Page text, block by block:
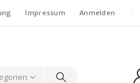
Impressum Anmelden